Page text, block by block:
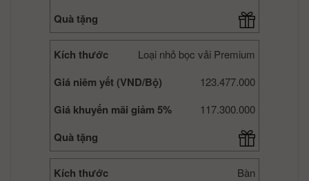
Quà tặng
Loại nhỏ bọc vải Premium
Kích thước
123.477.000
Giá niêm yết (VND/Bộ)
117.300.000
Giá khuyến mãi giảm 5%
Quà tặng
Bàn
Kích thước